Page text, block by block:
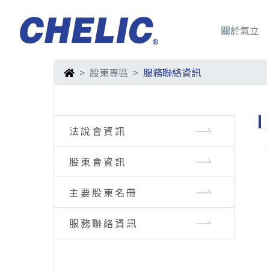
關於氣立
股東專區 服務聯絡資訊
法說會資訊
股東會資訊
主要股東名冊
服務聯絡資訊